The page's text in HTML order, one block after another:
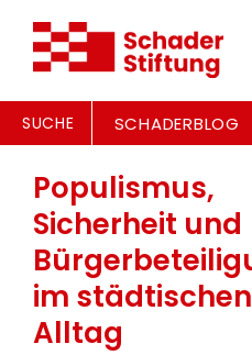
SUCHE SCHADERBLOG
Populismus,
Sicherheit und
im städtischen
Alltag